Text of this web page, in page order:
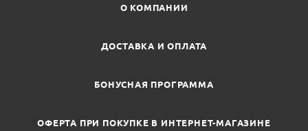
О КОМПАНИИ
ДОСТАВКА И ОПЛАТА
БОНУСНАЯ ПРОГРАММА
ОФЕРТА ПРИ ПОКУПКЕ В ИНТЕРНЕТ-МАГАЗИНЕ